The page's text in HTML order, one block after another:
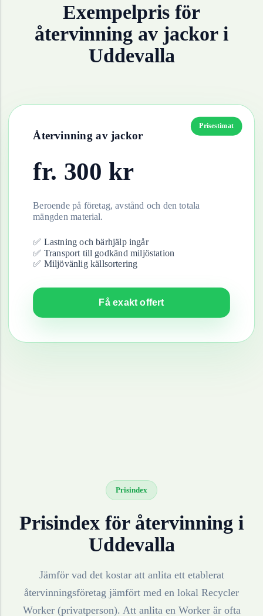
Exempelpris för
återvinning av jackori
Uddevalla
Prisestimat
Återvinning av jackor
fr. 300 kr
Beroende på företag, avstånd och den totala
mängden material.
✅ Lastning och bärhjälp ingår
✅ Transport till godkänd miljöstation
✅ Miljövänlig källsortering
Få exakt offert
Prisindex
Prisindex för återvinning i
Uddevalla
Jämför vad det kostar att anlita ett etablerat
återvinningsföretag jämfört med en lokal Recycler
Worker (privatperson). Att anlita en Worker är ofta